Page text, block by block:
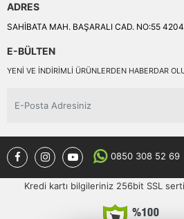
ADRES
SAHİBATA MAH. BAŞARALI CAD. NO:55
E-BÜLTEN
YENI VE INDIRIMLI ÜRÜNLERDEN HABERDAR
0850 308 52 69
Kredi kartı bilgileriniz 256bit SSL